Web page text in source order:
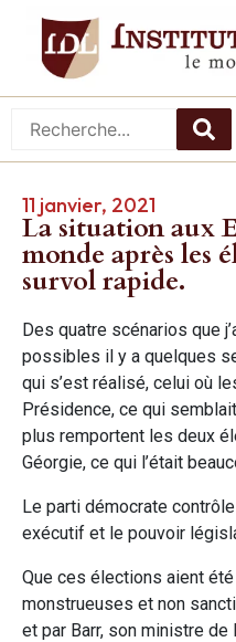
11 janvier, 2021
La situation aux
monde après les
survol rapide.
Des quatre scénarios que
possibles il y a quelques
qui s’est réalisé, celui où
Présidence, ce qui
plus remportent les deux
Géorgie, ce qui l’était
Le parti démocrate
exécutif et le pouvoir
Que ces élections aient
monstrueuses et non
et par Barr, son ministre